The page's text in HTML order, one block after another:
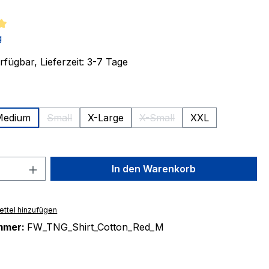
Bewertung von 5 von 5 Sternen
Lieferzeit: 3-7 Tage
Small
(Diese Option ist zurzeit nicht verfügbar.)
X-Large X-Small
(Diese Option ist zurzeit
XXL
ist zurzeit nicht verfügbar.)
Anzahl: Gib den gewünschten Wert
In den Warenkorb
hinzufügen
FW_TNG_Shirt_Cotton_Red_M